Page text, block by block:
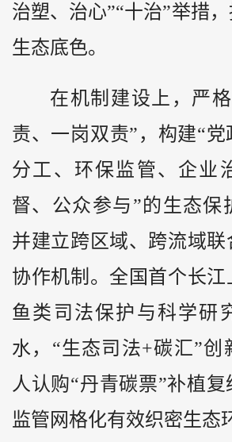
治塑、治心”“十治”举措
生态底色。
在机制建设上，严
责、一岗双责”，构建“党
分工、环保监管、企业
督、公众参与”的生态保
并建立跨区域、跨流域
协作机制。全国首个长
鱼类司法保护与科学研
水，“生态司法+碳汇”创
人认购“丹青碳票”补植
监管网格化有效织密生态